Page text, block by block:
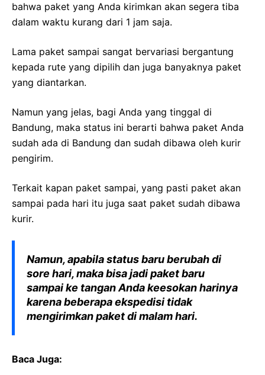
bahwa paket yang Anda kirimkan akan segera tiba
dalam waktu kurang dari 1 jam saja.
Lama paket sampai sangat bervariasi bergantung
kepada rute yang dipilih dan juga banyaknya paket
yang diantarkan.
Namun yang jelas, bagi Anda yang tinggal di
Bandung, maka status ini berarti bahwa paket Anda
sudah ada di Bandung dan sudah dibawa oleh kurir
pengirim.
Terkait kapan paket sampai, yang pasti paket akan
sampai pada hari itu juga saat paket sudah dibawa
kurir.
Namun, apabila status baru berubah di
sore hari, maka bisa jadi paket baru
sampai ke tangan Anda keesokan harinya
karena beberapa ekspedisi tidak
mengirimkan paket di malam hari.
Baca Juga: